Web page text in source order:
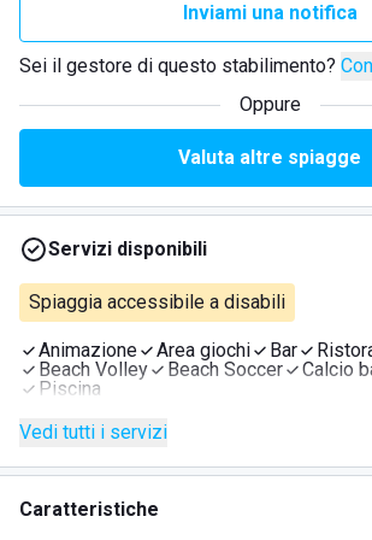
Inviami una notifica
Sei il gestore di questo stabilimento?
Oppure
Valuta altre spiagge
Servizi disponibili
Spiaggia accessibile a disabili
Animazione Area giochi Bar
Beach Volley
Beach Soccer Calcio
Piscina
Vedi tutti i servizi
Caratteristiche